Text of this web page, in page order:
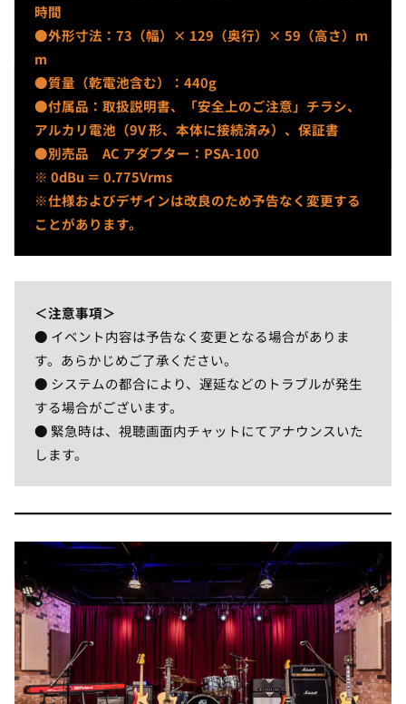
時間
●外形寸法：73（幅）× 129（奥行）× 59（高さ）m
m
●質量（乾電池含む）：440g
●付属品：取扱説明書、「安全上のご注意」チラシ、
アルカリ電池（9V 形、本体に接続済み）、保証書
●別売品 AC アダプター：PSA-100
※ 0dBu ＝ 0.775Vrms
※仕様およびデザインは改良のため予告なく変更する
ことがあります。
＜注意事項＞
● イベント内容は予告なく変更となる場合がありま
す。あらかじめご了承ください。
● システムの都合により、遅延などのトラブルが発生
する場合がございます。
● 緊急時は、視聴画面内チャットにてアナウンスいた
します。